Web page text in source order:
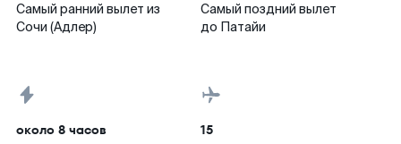
Самый ранний вылет из
Сочи (Адлер)
Самый поздний вылет
до Патайи
около 8 часов 15